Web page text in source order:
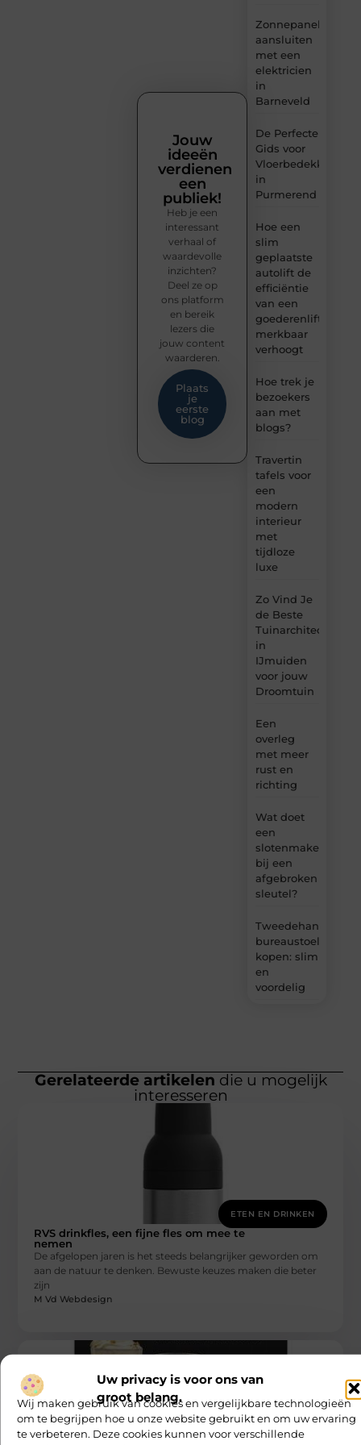
Uw privacy is voor ons van
groot belang.
Wij maken gebruik van cookies en vergelijkbare technologieën
om te begrijpen hoe u onze website gebruikt en om uw ervaring
te verbeteren. Deze cookies kunnen voor verschillende
Zonnepanelen
aansluiten
met een
elektricien
in
Barneveld
De Perfecte
Gids voor
Vloerbedekking
in
Purmerend
Hoe een
slim
geplaatste
autolift de
efficiëntie
van een
goederenlift
merkbaar
verhoogt
Hoe trek je
bezoekers
aan met
blogs?
Travertin
tafels voor
een
modern
interieur
met
tijdloze
luxe
Zo Vind Je
de Beste
Tuinarchitect
in
IJmuiden
voor jouw
Droomtuin
Een
overleg
met meer
rust en
richting
Wat doet
een
slotenmaker
bij een
afgebroken
sleutel?
Tweedehands
bureaustoel
kopen: slim
en
voordelig
Jouw
ideeën
verdienen
een
publiek!
Heb je een
interessant
verhaal of
waardevolle
inzichten?
Deel ze op
ons platform
en bereik
lezers die
jouw content
waarderen.
Plaats
je
eerste
blog
Gerelateerde artikelen die u mogelijk
interesseren
ETEN EN DRINKEN
RVS drinkfles, een fijne fles om mee te
nemen
De afgelopen jaren is het steeds belangrijker geworden om
aan de natuur te denken. Bewuste keuzes maken die beter
zijn
M Vd Webdesign